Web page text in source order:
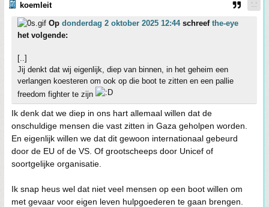
koemleit
Op donderdag 2 oktober 2025 12:44schreef the-eye
het volgende:
[..]
Jij denkt dat wij eigenlijk, diep van binnen, in het geheim een
verlangen koesteren om ook op die boot te zitten en een pallie
freedom fighter te zijn
Ik denk dat we diep in ons hart allemaal willen dat de
onschuldige mensen die vast zitten in Gaza geholpen worden.
En eigenlijk willen we dat dit gewoon internationaal gebeurd
door de EU of de VS. Of grootscheeps door Unicef of
soortgelijke organisatie.
Ik snap heus wel dat niet veel mensen op een boot willen om
met gevaar voor eigen leven hulpgoederen te gaan brengen.